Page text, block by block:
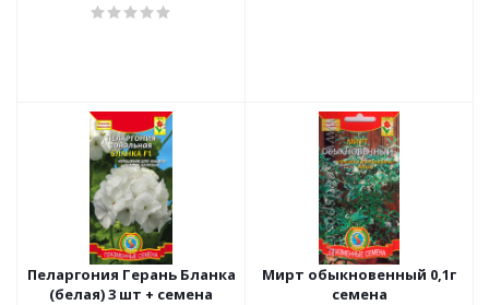
Пеларгония Герань Бланка
(белая) 3 шт + семена
Мирт обыкновенный 0,1г
семена